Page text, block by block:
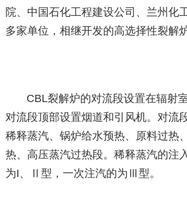
院、中国石化工程建设公司、兰州化
多家单位，相继开发的高选择性裂解炉
CBL裂解炉的对流段设置在辐射
对流段顶部设置烟道和引风机。对流
稀释蒸汽、锅炉给水预热、原料过热
热、高压蒸汽过热段。稀释蒸汽的注
为I、Ⅱ型，一次注汽的为Ⅲ型。